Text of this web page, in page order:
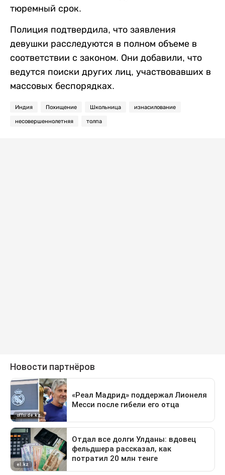
тюремный срок.
Полиция подтвердила, что заявления
девушки расследуются в полном объеме в
соответствии с законом. Они добавили, что
ведутся поиски других лиц, участвовавших в
массовых беспорядках.
Индия Похищение Школьница изнасилование
несовершеннолетняя толпа